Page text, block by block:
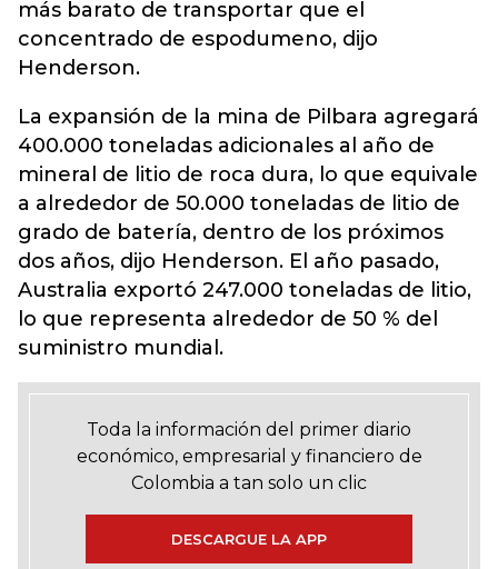
más barato de transportar que el
concentrado de espodumeno, dijo
Henderson.
La expansión de la mina de Pilbara agregará
400.000 toneladas adicionales al año de
mineral de litio de roca dura, lo que equivale
a alrededor de 50.000 toneladas de litio de
grado de batería, dentro de los próximos
dos años, dijo Henderson. El año pasado,
Australia exportó 247.000 toneladas de litio,
lo que representa alrededor de 50 % del
suministro mundial.
Toda la información del primer diario
económico, empresarial y financiero de
Colombia a tan solo un clic
DESCARGUE LA APP